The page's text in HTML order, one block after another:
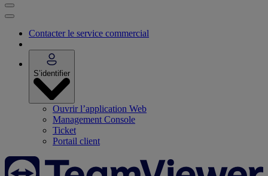
Contacter le service commercial
S’identifier
Ouvrir l’application Web
Management Console
Ticket
Portail client